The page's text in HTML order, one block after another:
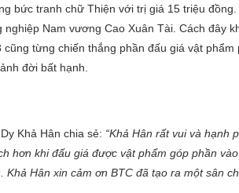
bức tranh chữ Thiện với trị giá 15 triệu
nghiệp Nam vương Cao Xuân Tài. Cách đây
cũng từng chiến thắng phần đấu giá vật
đời bất hạnh.
Khả Hân chia sẻ: “Khả Hân rất vui và hạnh
hơn khi đấu giá được vật phẩm góp phần
Khả Hân xin cảm ơn BTC đã tạo ra một sân